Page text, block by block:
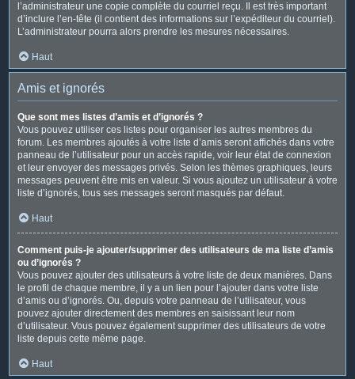
l’administrateur une copie complète du courriel reçu. Il est très important
d’inclure l’en-tête (il contient des informations sur l’expéditeur du courriel).
L’administrateur pourra alors prendre les mesures nécessaires.
Haut
Amis et ignorés
Que sont mes listes d’amis et d’ignorés ?
Vous pouvez utiliser ces listes pour organiser les autres membres du
forum. Les membres ajoutés à votre liste d’amis seront affichés dans votre
panneau de l’utilisateur pour un accès rapide, voir leur état de connexion
et leur envoyer des messages privés. Selon les thèmes graphiques, leurs
messages peuvent être mis en valeur. Si vous ajoutez un utilisateur à votre
liste d’ignorés, tous ses messages seront masqués par défaut.
Haut
Comment puis-je ajouter/supprimer des utilisateurs de ma liste d’amis
ou d’ignorés ?
Vous pouvez ajouter des utilisateurs à votre liste de deux manières. Dans
le profil de chaque membre, il y a un lien pour l’ajouter dans votre liste
d’amis ou d’ignorés. Ou, depuis votre panneau de l’utilisateur, vous
pouvez ajouter directement des membres en saisissant leur nom
d’utilisateur. Vous pouvez également supprimer des utilisateurs de votre
liste depuis cette même page.
Haut